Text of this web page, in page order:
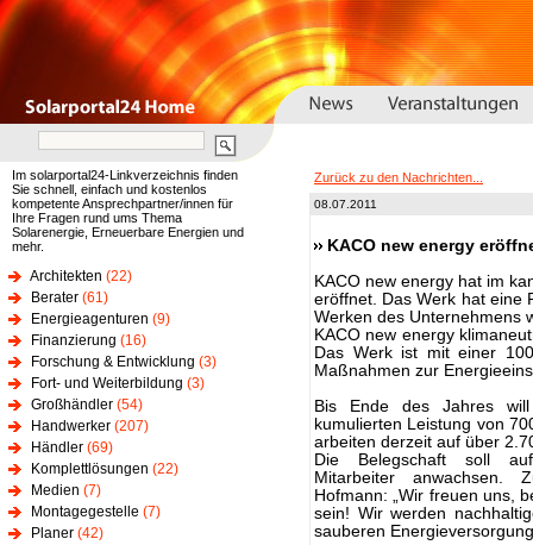
Im solarportal24-Linkverzeichnis finden
Sie schnell, einfach und kostenlos
kompetente Ansprechpartner/innen für
Ihre Fragen rund ums Thema
Solarenergie, Erneuerbare Energien und
mehr.
Architekten (22)
Berater (61)
Energieagenturen (9)
Finanzierung (16)
Forschung & Entwicklung (3)
Fort- und Weiterbildung (3)
Großhändler (54)
Handwerker (207)
Händler (69)
Komplettlösungen (22)
Medien (7)
Montagegestelle (7)
Planer (42)
Zurück zu den Nachrichten...
08.07.2011
KACO new energy
KACO new energy hat im
eröffnet. Das Werk hat eine
Werken des Unternehmens
KACO new energy
Das Werk ist mit einer
Maßnahmen zur
Bis Ende des Jahres
kumulierten Leistung von
arbeiten derzeit auf über
Die Belegschaft soll
Mitarbeiter anwachsen.
Hofmann: „Wir freuen uns,
sein! Wir werden
sauberen